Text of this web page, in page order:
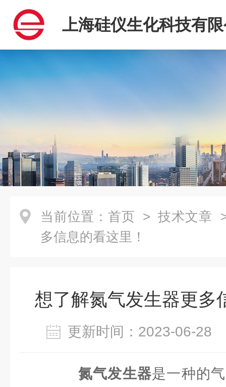
上海硅仪生化科技有
当前位置： 首页 > 技术文章
多信息的看这里！
想了解氮气发生器更多
更新时间：2023-06-
氮气发生器是一种的